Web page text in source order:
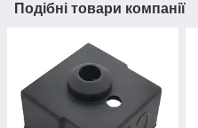
Подібні товари компанії